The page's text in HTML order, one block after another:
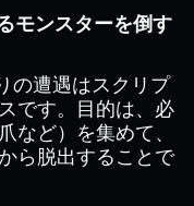
モンスターを倒す
の遭遇はスクリプ
です。目的は、必
など）を集めて、
ら脱出することで